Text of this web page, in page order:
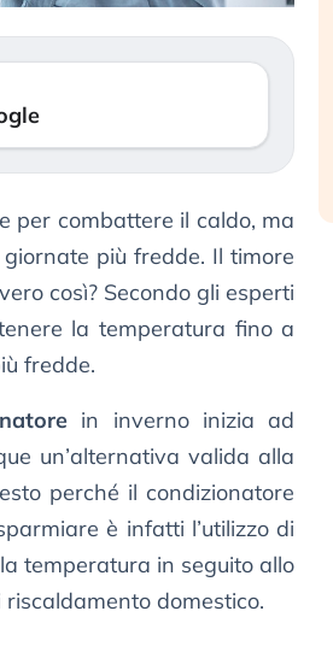
per combattere il caldo, ma
più fredde. Il timore
così? Secondo gli esperti
la temperatura fino a
fredde.
in inverno inizia ad
un’alternativa valida alla
perché il condizionatore
è infatti l’utilizzo di
temperatura in seguito allo
domestico.
bolla AI
mentre gli investitori retail (…)
2026